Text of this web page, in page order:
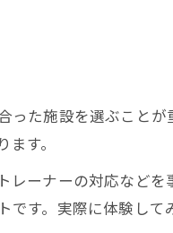
りのヒントとは
慣化するためのコツと
初心者向け目標設定の
ンを保つジム活用術を
ジムで続けやすい環境
た施設を選ぶこと
す。
ーナーの対応など
す。実際に体験して